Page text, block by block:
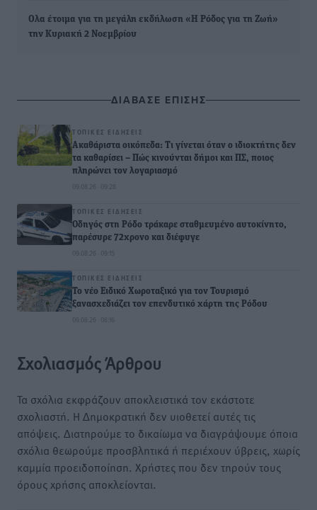
Ολα έτοιμα για τη μεγάλη εκδήλωση «Η Ρόδος για τη Ζωή»
την Κυριακή 2 Νοεμβρίου
ΔΙΑΒΑΣΕ ΕΠΙΣΗΣ
ΤΟΠΙΚΈΣ ΕΙΔΉΣΕΙΣ
Ακαθάριστα οικόπεδα: Τι γίνεται όταν ο ιδιοκτήτης δεν
τα καθαρίσει – Πώς κινούνται δήμοι και ΠΣ, ποιος
πληρώνει τον λογαριασμό
09.08.26 · 09:28
ΤΟΠΙΚΈΣ ΕΙΔΉΣΕΙΣ
Οδηγός στη Ρόδο τράκαρε σταθμευμένο αυτοκίνητο,
παρέσυρε 72χρονο και διέφυγε
09.08.26 · 09:15
ΤΟΠΙΚΈΣ ΕΙΔΉΣΕΙΣ
Το νέο Ειδικό Χωροταξικό για τον Τουρισμό
ξανασχεδιάζει τον επενδυτικό χάρτη της Ρόδου
09.08.26 · 08:16
Σχολιασμός Άρθρου
Τα σχόλια εκφράζουν αποκλειστικά τον εκάστοτε
σχολιαστή. Η Δημοκρατική δεν υιοθετεί αυτές τις
απόψεις. Διατηρούμε το δικαίωμα να διαγράψουμε όποια
σχόλια θεωρούμε προσβλητικά ή περιέχουν ύβρεις, χωρίς
καμμία προειδοποίηση. Χρήστες που δεν τηρούν τους
όρους χρήσης αποκλείονται.